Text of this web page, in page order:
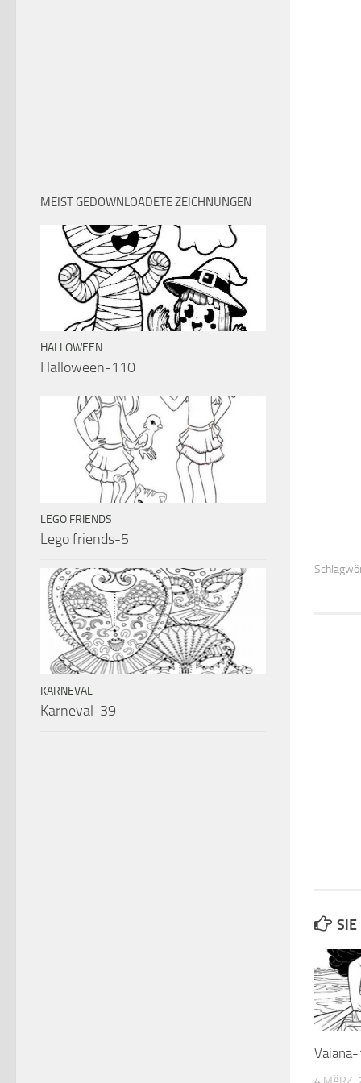
SIE
MEIST GEDOWNLOADETE ZEICHNUNGEN
HALLOWEEN
Halloween-110
LEGO FRIENDS
Lego friends-5
KARNEVAL
Karneval-39